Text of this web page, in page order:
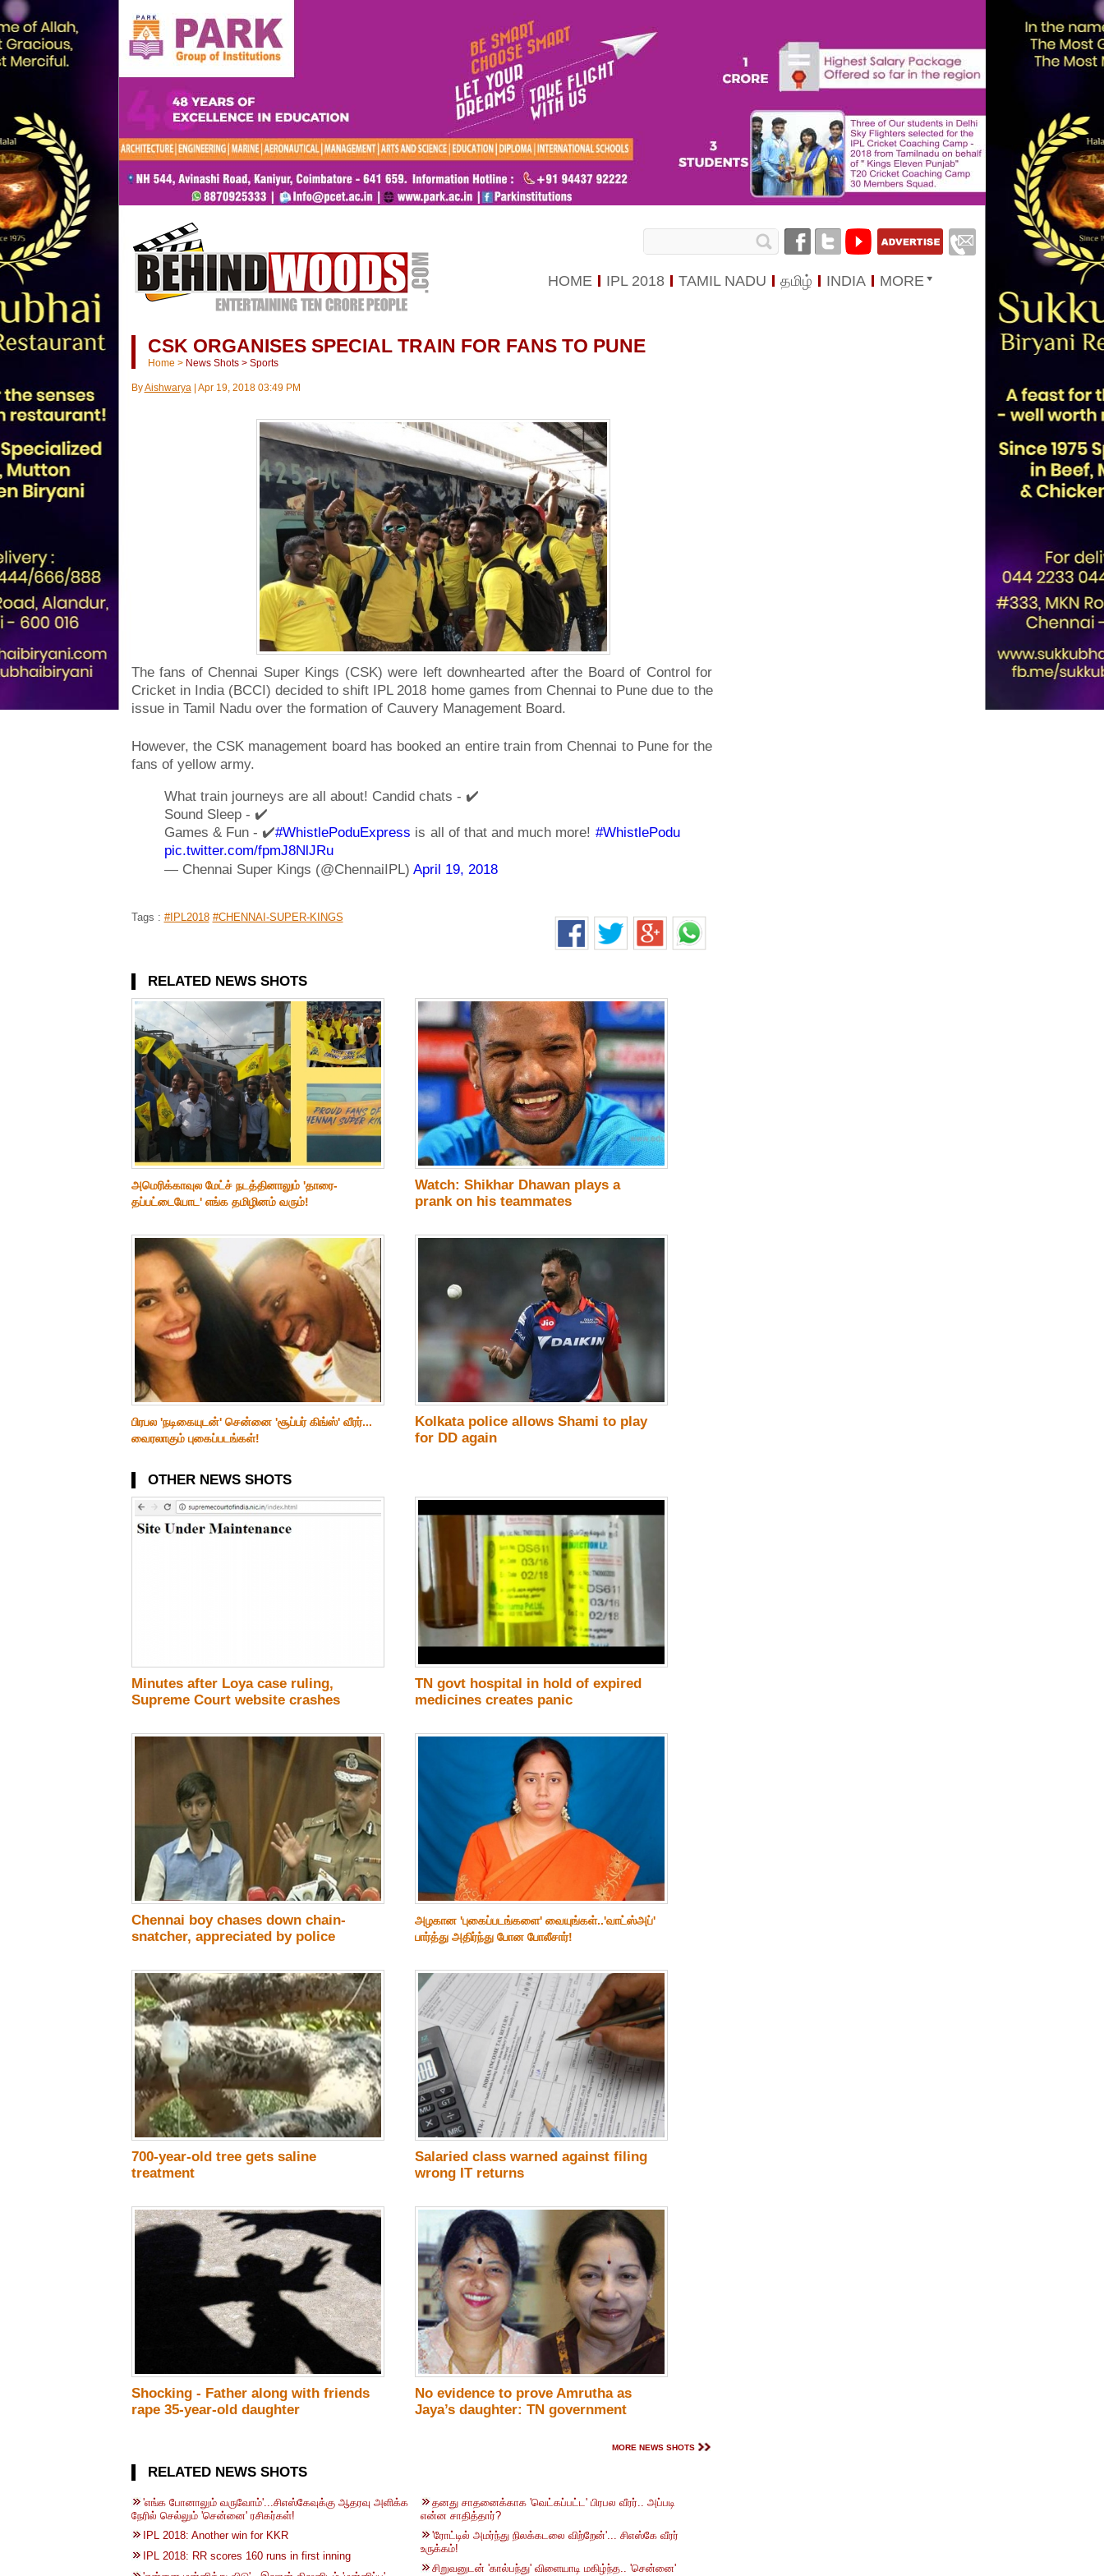
HOME IPL 2018 TAMIL NADU தமிழ் INDIA MORE
CSK ORGANISES SPECIAL TRAIN FOR FANS TO PUNE
Home > News Shots> Sports
ByAishwarya| Apr 19, 2018 03:49 PM
The fans of Chennai Super Kings (CSK) were left downhearted after the Board of Control for
Cricket in India (BCCI) decided to shift IPL 2018 home games from Chennai to Pune due to the
issue in Tamil Nadu over the formation of Cauvery Management Board.
However, the CSK management board has booked an entire train from Chennai to Pune for the
fans of yellow army.
What train journeys are all about! Candid chats - ✔️
Sound Sleep - ✔️
Games & Fun - ✔️#WhistlePoduExpress is all of that and much more! #WhistlePodu
pic.twitter.com/fpmJ8NlJRu
— Chennai Super Kings (@ChennaiIPL) April 19, 2018
Tags : #IPL2018 #CHENNAI-SUPER-KINGS
RELATED NEWS SHOTS
அமெரிக்காவுல மேட்ச் நடத்தினாலும் 'தாரை-
தப்பட்டையோட' எங்க தமிழினம் வரும்!
Watch: Shikhar Dhawan plays a
prank on his teammates
பிரபல 'நடிகையுடன்' சென்னை 'சூப்பர் கிங்ஸ்' வீரர்...
வைரலாகும் புகைப்படங்கள்!
Kolkata police allows Shami to play
for DD again
OTHER NEWS SHOTS
Minutes after Loya case ruling,
Supreme Court website crashes
TN govt hospital in hold of expired
medicines creates panic
Chennai boy chases down chain-
snatcher, appreciated by police
அழகான 'புகைப்படங்களை' வையுங்கள்..'வாட்ஸ்அப்'
பார்த்து அதிர்ந்து போன போலீசார்!
700-year-old tree gets saline
treatment
Salaried class warned against filing
wrong IT returns
Shocking - Father along with friends
rape 35-year-old daughter
No evidence to prove Amrutha as
Jaya’s daughter: TN government
MORE NEWS SHOTS
RELATED NEWS SHOTS
'எங்க போனாலும் வருவோம்'...சிஎஸ்கேவுக்கு ஆதரவு அளிக்க
நேரில் செல்லும் 'சென்னை' ரசிகர்கள்!
IPL 2018: Another win for KKR
IPL 2018: RR scores 160 runs in first inning
தனது சாதனைக்காக 'வெட்கப்பட்ட' பிரபல வீரர்.. அப்படி
என்ன சாதித்தார்?
'ரோட்டில் அமர்ந்து நிலக்கடலை விற்றேன்'... சிஎஸ்கே வீரர்
உருக்கம்!
சிறுவனுடன் 'கால்பந்து' விளையாடி மகிழ்ந்த.. 'சென்னை'